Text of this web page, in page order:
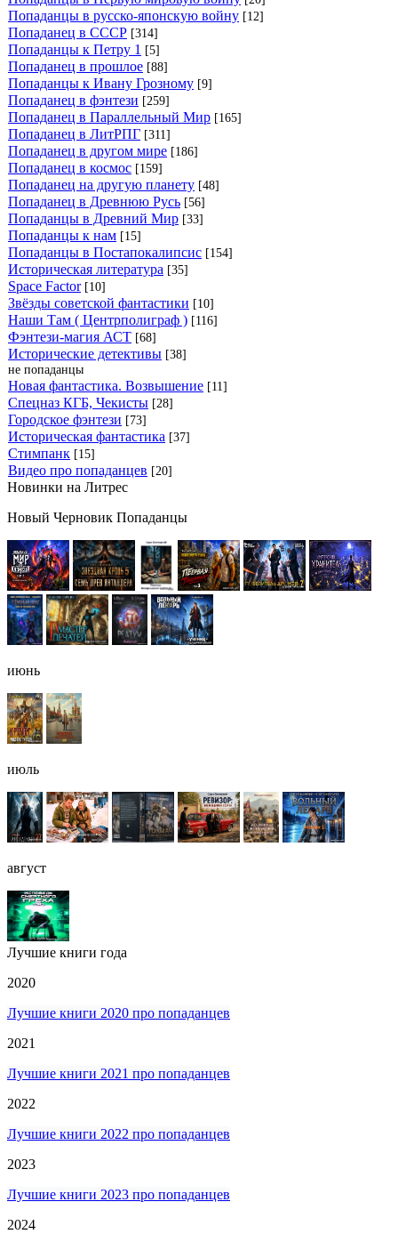
Попаданцы в русско-японскую войну [12]
Попаданец в СССР [314]
Попаданцы к Петру 1 [5]
Попаданец в прошлое [88]
Попаданцы к Ивану Грозному [9]
Попаданец в фэнтези [259]
Попаданец в Параллельный Мир [165]
Попаданец в ЛитРПГ [311]
Попаданец в другом мире [186]
Попаданец в космос [159]
Попаданец на другую планету [48]
Попаданец в Древнюю Русь [56]
Попаданцы в Древний Мир [33]
Попаданцы к нам [15]
Попаданцы в Постапокалипсис [154]
Историческая литература [35]
Space Factor [10]
Звёзды советской фантастики [10]
Наши Там ( Центрполиграф ) [116]
Фэнтези-магия АСТ [68]
Исторические детективы [38]
не попаданцы
Новая фантастика. Возвышение [11]
Спецназ КГБ, Чекисты [28]
Городское фэнтези [73]
Историческая фантастика [37]
Стимпанк [15]
Видео про попаданцев [20]
Новинки на Литрес
Новый Черновик Попаданцы
июнь
июль
август
Лучшие книги года
2020
Лучшие книги 2020 про попаданцев
2021
Лучшие книги 2021 про попаданцев
2022
Лучшие книги 2022 про попаданцев
2023
Лучшие книги 2023 про попаданцев
2024